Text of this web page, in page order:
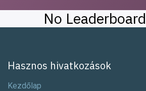
No
Hasznos hivatkozások
Kezdőlap